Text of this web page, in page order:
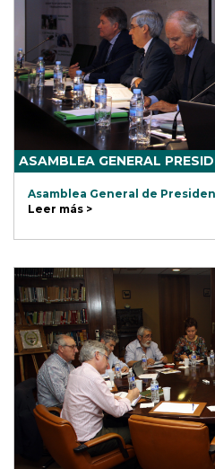
ASAMBLEA GENERAL
Asamblea General de
Leer más >